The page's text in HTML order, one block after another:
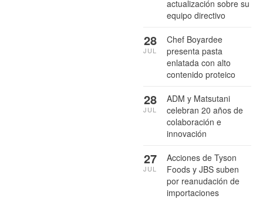
actualización sobre su
equipo directivo
Chef Boyardee
presenta pasta
enlatada con alto
contenido proteico
28
JUL
ADM y Matsutani
celebran 20 años de
colaboración e
innovación
28
JUL
Acciones de Tyson
Foods y JBS suben
por reanudación de
importaciones
27
JUL